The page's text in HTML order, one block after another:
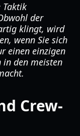
Taktik
der
klingt, wird
wenn Sie sich
einen einzigen
in den meisten
Crew-